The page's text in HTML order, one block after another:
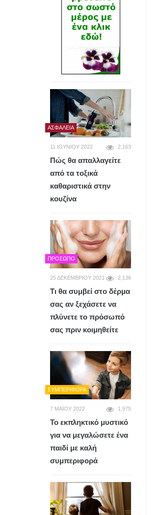
ΑΣΦΆΛΕΙΑ
11 ΙΟΥΝΊΟΥ 2022 2,163
Πώς θα απαλλαγείτε
από τα τοξικά
καθαριστικά στην
κουζίνα
ΠΡΌΣΩΠΟ
25 ΔΕΚΕΜΒΡΊΟΥ 2021 2,136
Τι θα συμβεί στο δέρμα
σας αν ξεχάσετε να
πλύνετε το πρόσωπό
σας πριν κοιμηθείτε
ΣΥΜΠΕΡΙΦΟΡΆ
7 ΜΑΪ́ΟΥ 2022 1,975
Το εκπληκτικό μυστικό
για να μεγαλώσετε ένα
παιδί με καλή
συμπεριφορά